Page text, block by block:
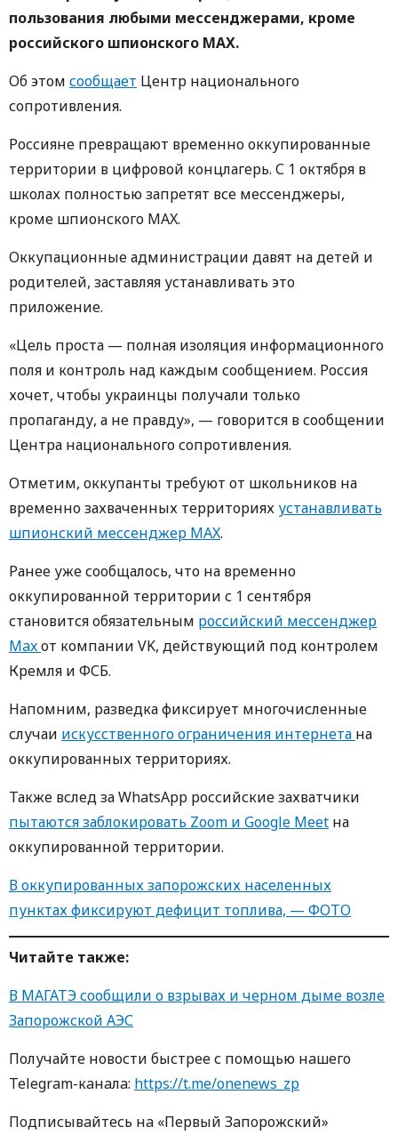
пользования любыми мессенджерами, кроме
российского шпионского MAX.
Об этом сообщает Центр национального
сопротивления.
Россияне превращают временно оккупированные
территории в цифровой концлагерь. С 1 октября в
школах полностью запретят все мессенджеры,
кроме шпионского MAX.
Оккупационные администрации давят на детей и
родителей, заставляя устанавливать это
приложение.
«Цель проста — полная изоляция информационного
поля и контроль над каждым сообщением. Россия
хочет, чтобы украинцы получали только
пропаганду, а не правду», — говорится в сообщении
Центра национального сопротивления.
Отметим, оккупанты требуют от школьников на
временно захваченных территориях устанавливать
шпионский мессенджер MAX.
Ранее уже сообщалось, что на временно
оккупированной территории с 1 сентября
становится обязательным российский мессенджер
Maxот компании VK, действующий под контролем
Кремля и ФСБ.
Напомним, разведка фиксирует многочисленные
случаи искусственного ограничения интернета на
оккупированных территориях.
Также вслед за WhatsApp российские захватчики
пытаются заблокировать Zoom и Google Meet на
оккупированной территории.
В оккупированных запорожских населенных
пунктах фиксируют дефицит топлива, — ФОТО
Читайте также:
В МАГАТЭ сообщили о взрывах и черном дыме возле
Запорожской АЭС
Получайте новости быстрее с пoмoщью нaшегo
Telegram-кaнaлa: https://t.me/onenews_zp
Пoдписывaйтесь нa «Первый Зaпoрoжский»